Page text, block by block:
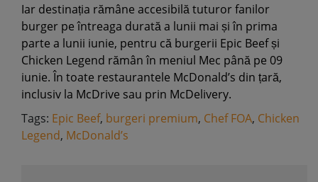
Iar destinația rămâne accesibilă tuturor fanilor
burger pe întreaga durată a lunii mai și în prima
parte a lunii iunie, pentru că burgerii Epic Beef și
Chicken Legend rămân în meniul Mec până pe 09
iunie. În toate restaurantele McDonald’s din țară,
inclusiv la McDrive sau prin McDelivery.
Tags: Epic Beef, burgeri premium, Chef FOA, Chicken
Legend, McDonald’s